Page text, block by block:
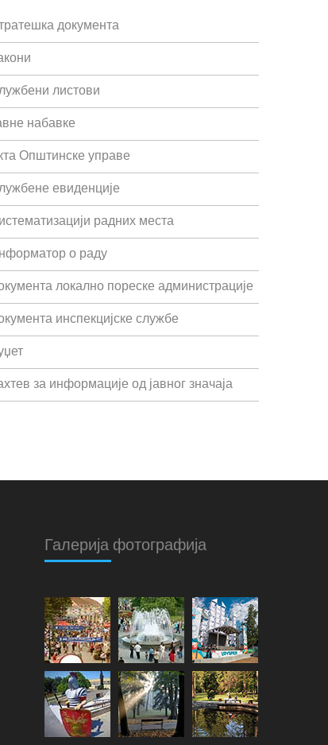
документа
листови
набавке
Општинске управе
евиденције
радних места
о раду
локално пореске администрације
инспекцијске службе
за информације од јавног значаја
Галерија фотографија